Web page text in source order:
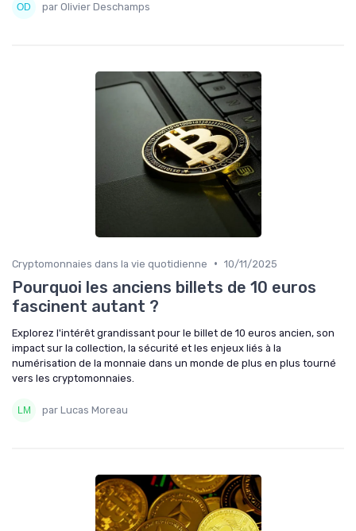
par Olivier Deschamps
Cryptomonnaies dans la vie quotidienne • 10/11/2025
Pourquoi les anciens billets de 10 euros
fascinent autant ?
Explorez l'intérêt grandissant pour le billet de 10 euros ancien, son
impact sur la collection, la sécurité et les enjeux liés à la
numérisation de la monnaie dans un monde de plus en plus tourné
vers les cryptomonnaies.
par Lucas Moreau